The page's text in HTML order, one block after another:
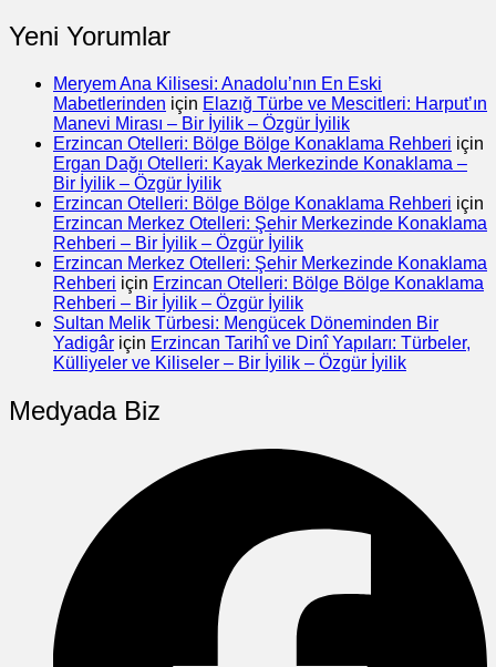
Yeni Yorumlar
Meryem Ana Kilisesi: Anadolu’nın En Eski
Mabetlerinden için Elazığ Türbe ve Mescitleri: Harput’ın
Manevi Mirası – Bir İyilik – Özgür İyilik
Erzincan Otelleri: Bölge Bölge Konaklama Rehberi için
Ergan Dağı Otelleri: Kayak Merkezinde Konaklama –
Bir İyilik – Özgür İyilik
Erzincan Otelleri: Bölge Bölge Konaklama Rehberi için
Erzincan Merkez Otelleri: Şehir Merkezinde Konaklama
Rehberi – Bir İyilik – Özgür İyilik
Erzincan Merkez Otelleri: Şehir Merkezinde Konaklama
Rehberi için Erzincan Otelleri: Bölge Bölge Konaklama
Rehberi – Bir İyilik – Özgür İyilik
Sultan Melik Türbesi: Mengücek Döneminden Bir
Yadigâr için Erzincan Tarihî ve Dinî Yapıları: Türbeler,
Külliyeler ve Kiliseler – Bir İyilik – Özgür İyilik
Medyada Biz